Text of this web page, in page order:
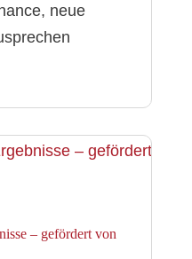
neue
– gefördert von